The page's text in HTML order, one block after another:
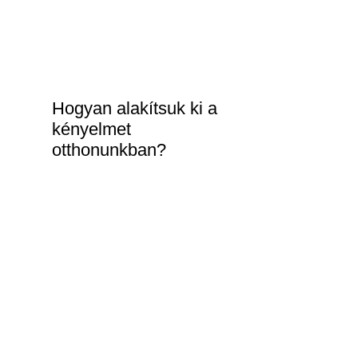
Hogyan alakítsuk ki a
kényelmet
otthonunkban?